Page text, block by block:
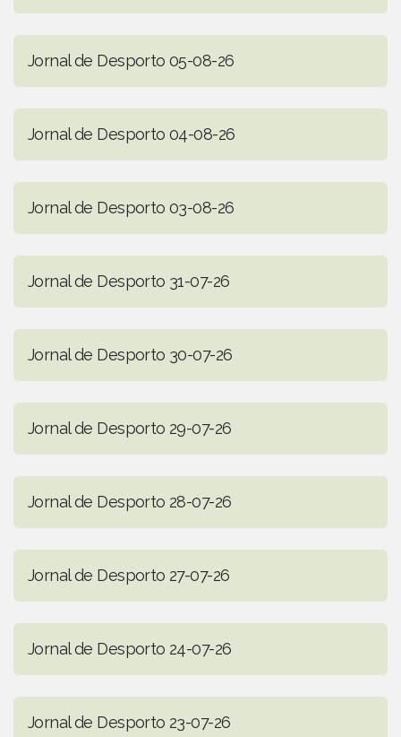
Jornal de Desporto 05-08-26
Jornal de Desporto 04-08-26
Jornal de Desporto 03-08-26
Jornal de Desporto 31-07-26
Jornal de Desporto 30-07-26
Jornal de Desporto 29-07-26
Jornal de Desporto 28-07-26
Jornal de Desporto 27-07-26
Jornal de Desporto 24-07-26
Jornal de Desporto 23-07-26